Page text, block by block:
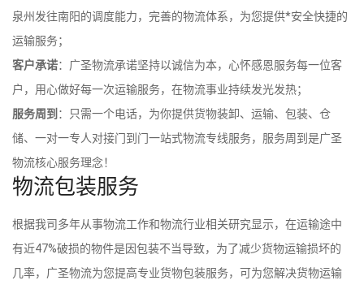
泉州发往南阳的调度能力，完善的物流体系，为您提供*安全快捷的
运输服务；
客户承诺：广圣物流承诺坚持以诚信为本，心怀感恩服务每一位客
户，用心做好每一次运输服务，在物流事业持续发光发热；
服务周到 ：只需一个电话，为你提供货物装卸、运输、包装、仓
储、一对一专人对接门到门一站式物流专线服务，服务周到是广圣
物流核心服务理念！
物流包装服务
根据我司多年从事物流工作和物流行业相关研究显示，在运输途中
有近47%破损的物件是因包装不当导致，为了减少货物运输损坏的
几率，广圣物流为您提高专业货物包装服务，可为您解决货物运输